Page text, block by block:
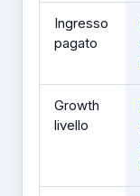
Ingresso
pagato
Growth
livello